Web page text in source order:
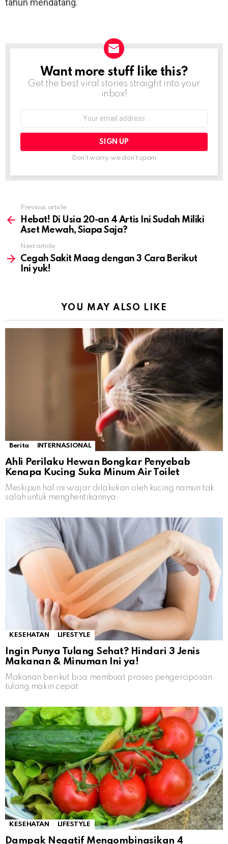
tahun mendatang.
NEWSLETTER
Want more stuff like this?
Get the best viral stories straight into your
inbox!
Don't worry, we don't spam
more
Previous article
Hebat! Di Usia 20-an 4 Artis Ini Sudah Miliki
Aset Mewah, Siapa Saja?
Next article
Cegah Sakit Maag dengan 3 Cara Berikut
Ini yuk!
YOU MAY ALSO LIKE
Berita INTERNASIONAL
Ahli Perilaku Hewan Bongkar Penyebab
Kenapa Kucing Suka Minum Air Toilet
Meskipun hal ini wajar dilakukan oleh kucing namun tak
salah untuk menghentikannya
KESEHATAN LIFESTYLE
Ingin Punya Tulang Sehat? Hindari 3 Jenis
Makanan & Minuman Ini ya!
Makanan berikut bisa membuat proses pengeroposan
tulang makin cepat
KESEHATAN LIFESTYLE
Dampak Negatif Mengombinasikan 4